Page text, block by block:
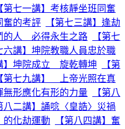
第七一講】考核靜坐班同奮
奮的考評
【第七三講】逢劫
的人 必得永生之路
【第七
六講】坤院教職人員忠於職
】坤院成立 旋乾轉坤
【第
第七九講】 上帝光照在真
無形應化有形的力量
【第八
八二講】誦唸〈皇誥〉災禍
的化劫運動
【第八四講】奮